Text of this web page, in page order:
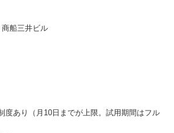
船三井ビル
度あり（月10日までが上限。試用期間はフル